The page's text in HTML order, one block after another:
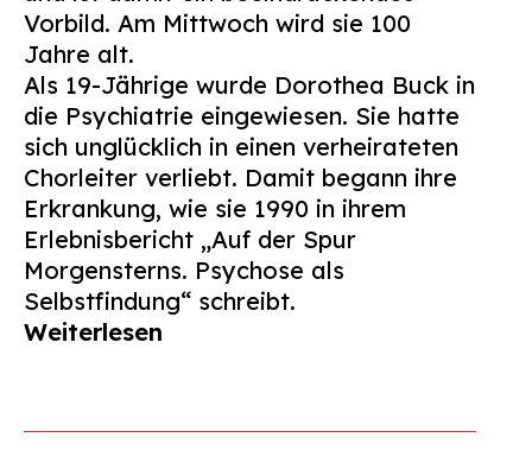
Vorbild. Am Mittwoch wird sie 100
Jahre alt.
Als 19-Jährige wurde Dorothea Buck in
die Psychiatrie eingewiesen. Sie hatte
sich unglücklich in einen verheirateten
Chorleiter verliebt. Damit begann ihre
Erkrankung, wie sie 1990 in ihrem
Erlebnisbericht „Auf der Spur
Morgensterns. Psychose als
Selbstfindung“ schreibt.
Weiterlesen